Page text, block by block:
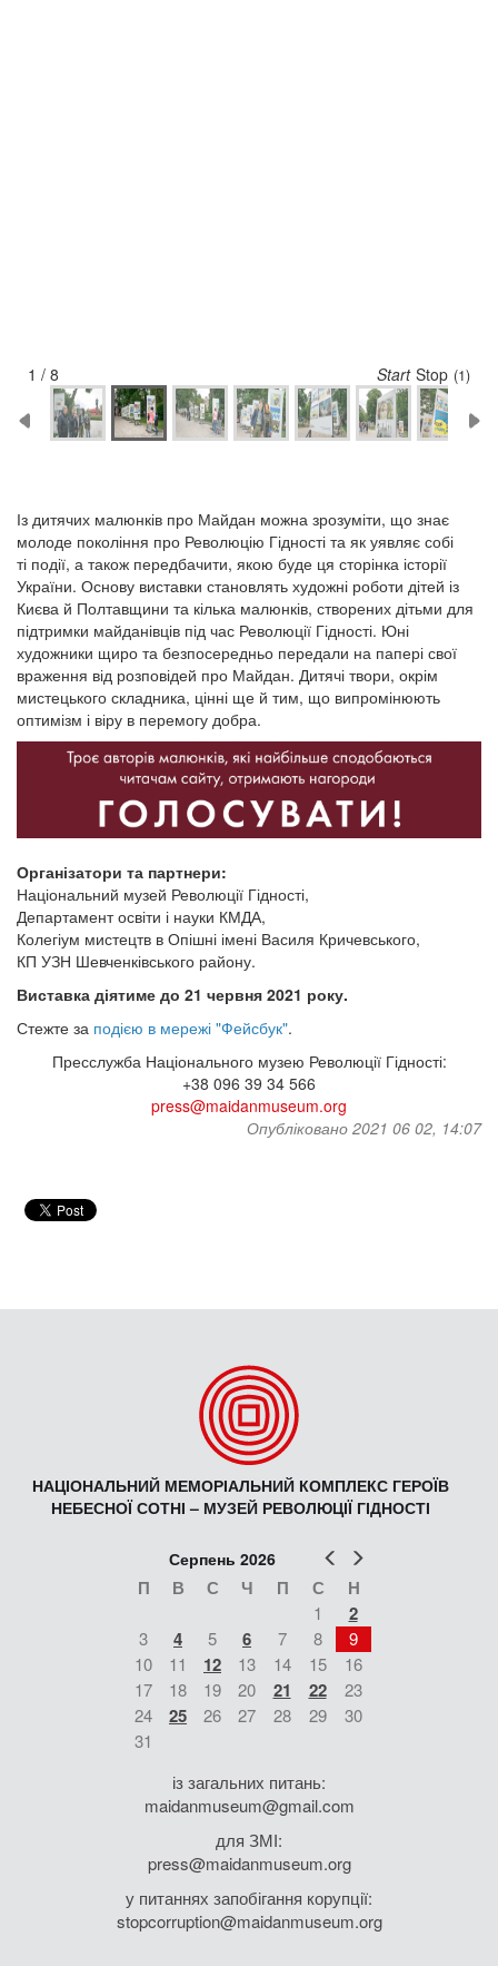
2 / 8 Start Stop (5)
Із дитячих малюнків про Майдан можна зрозуміти, що знає
молоде покоління про Революцію Гідності та як уявляє собі
ті події, а також передбачити, якою буде ця сторінка історії
України. Основу виставки становлять художні роботи дітей із
Києва й Полтавщини та кілька малюнків, створених дітьми для
підтримки майданівців під час Революції Гідності. Юні
художники щиро та безпосередньо передали на папері свої
враження від розповідей про Майдан. Дитячі твори, окрім
мистецького складника, цінні ще й тим, що випромінюють
оптимізм і віру в перемогу добра.
Організатори та партнери:
Національний музей Революції Гідності,
Департамент освіти і науки КМДА,
Колегіум мистецтв в Опішні імені Василя Кричевського,
КП УЗН Шевченківського району.
Виставка діятиме до 21 червня 2021 року.
Стежте за подією в мережі "Фейсбук".
Пресслужба Національного музею Революції Гідності:
+38 096 39 34 566
press@maidanmuseum.org
Опубліковано 2021 06 02, 14:07
НАЦІОНАЛЬНИЙ МЕМОРІАЛЬНИЙ КОМПЛЕКС ГЕРОЇВ
НЕБЕСНОЇ СОТНІ – МУЗЕЙ РЕВОЛЮЦІЇ ГІДНОСТІ
Попер
Серпень 2026
П В С Ч П С Н
1 2
3 4 5 6 7 8
9
10
11 12 13 14 15
16
17
18 19 20 21 22
23
24
25 26 27 28 29
30
31
із загальних питань:
maidanmuseum@gmail.com
для ЗМІ:
press@maidanmuseum.org
у питаннях запобігання корупції:
stopcorruption@maidanmuseum.org